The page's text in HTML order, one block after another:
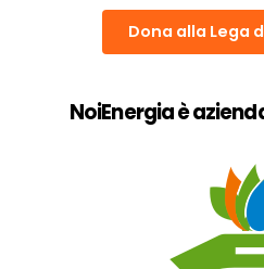
Dona alla Lega
NoiEnergia è